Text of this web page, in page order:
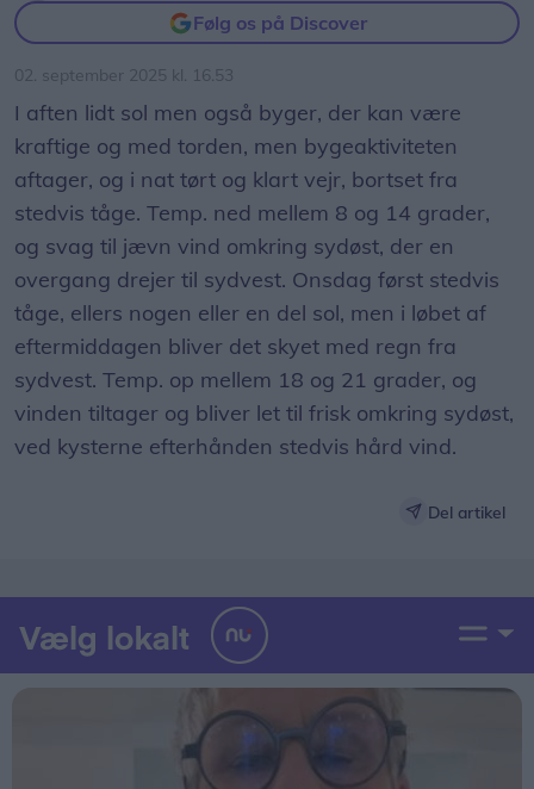
Følg os på Discover
02. september 2025 kl. 16.53
I aften lidt sol men også byger, der kan være
kraftige og med torden, men bygeaktiviteten
aftager, og i nat tørt og klart vejr, bortset fra
stedvis tåge. Temp. ned mellem 8 og 14 grader,
og svag til jævn vind omkring sydøst, der en
overgang drejer til sydvest. Onsdag først stedvis
tåge, ellers nogen eller en del sol, men i løbet af
eftermiddagen bliver det skyet med regn fra
sydvest. Temp. op mellem 18 og 21 grader, og
vinden tiltager og bliver let til frisk omkring sydøst,
ved kysterne efterhånden stedvis hård vind.
Del artikel